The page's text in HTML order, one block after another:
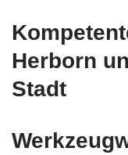
Herborn
Stadt